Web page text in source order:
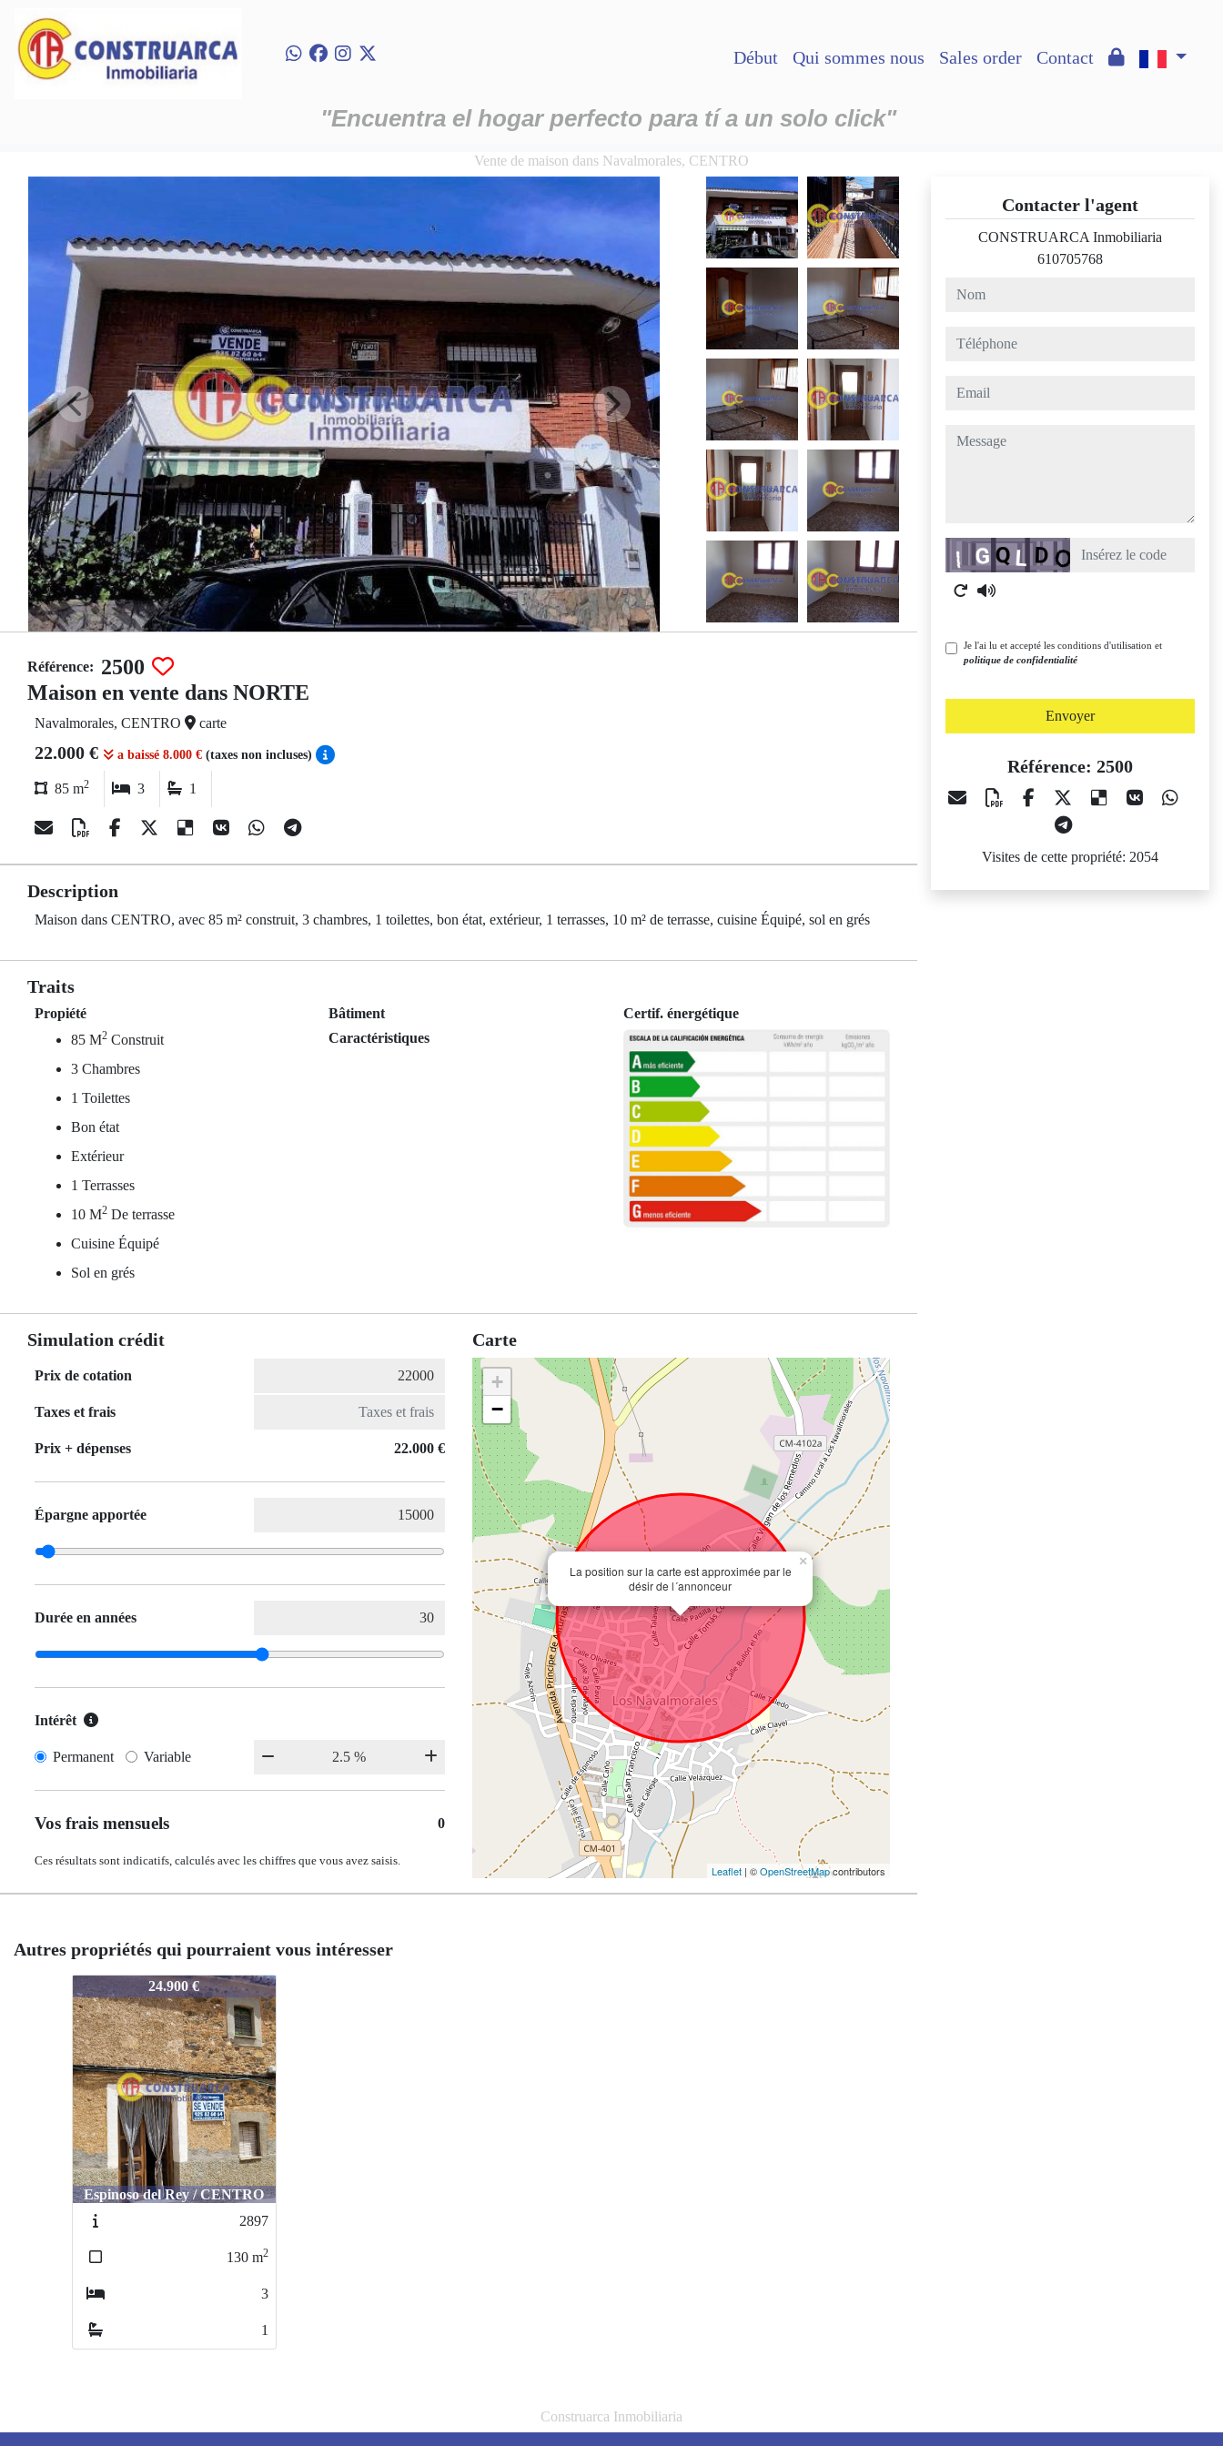
Début Qui sommes nous Sales order Contact
"Encuentra el hogar perfecto para tí a un solo click"
Vente de maison dans Navalmorales, CENTRO
Référence: 2500
Maison en vente dans NORTE
Navalmorales, CENTRO carte
22.000 € a baissé 8.000 € (taxes non incluses)
85 m2 3 1
Description
Maison dans CENTRO, avec 85 m² construit, 3 chambres, 1 toilettes, bon état, extérieur, 1 terrasses, 10 m² de terrasse, cuisine Équipé, sol en grés
Traits
Propiété
85 M2 Construit
3 Chambres
1 Toilettes
Bon état
Extérieur
1 Terrasses
10 M2 De terrasse
Cuisine Équipé
Sol en grés
Bâtiment
Caractéristiques
Certif. énergétique
Simulation crédit
Prix de cotation
Taxes et frais
Prix ​​+ dépenses 22.000 €
Épargne apportée
Durée en années
Intérêt
Permanent Variable
Vos frais mensuels 0
Ces résultats sont indicatifs, calculés avec les chiffres que vous avez saisis.
Carte
La position sur la carte est approximée par le
désir de l´annonceur
×
+
−
Leaflet | ©OpenStreetMapcontributors
Contacter l'agent
CONSTRUARCA Inmobiliaria
610705768
nom
téléphone
email
message
Captcha
Je l'ai lu et accepté les conditions d'utilisation et
politique de confidentialité
Envoyer
Référence: 2500
Visites de cette propriété: 2054
Autres propriétés qui pourraient vous intéresser
2500
24.900 €
Espinoso del Rey / CENTRO
2897
130 m2
3
1
Construarca Inmobiliaria